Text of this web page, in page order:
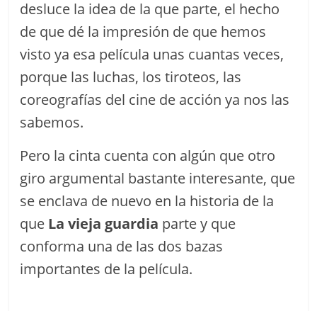
desluce la idea de la que parte, el hecho
de que dé la impresión de que hemos
visto ya esa película unas cuantas veces,
porque las luchas, los tiroteos, las
coreografías del cine de acción ya nos las
sabemos.
Pero la cinta cuenta con algún que otro
giro argumental bastante interesante, que
se enclava de nuevo en la historia de la
que La vieja guardia parte y que
conforma una de las dos bazas
importantes de la película.